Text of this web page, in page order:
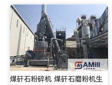
煤矸石粉碎机 煤矸石磨粉机生